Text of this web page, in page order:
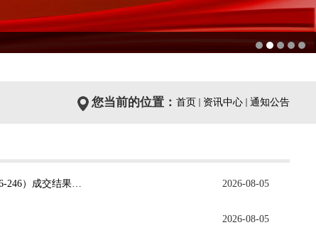
您当前的位置： 首页 资讯中心 通知公告
关于雁山校区群园供餐点及第一文科综合楼语言室改造工程 （项目编号：GXDC-ZB-2026-246）成交结果公告 2026-08-05
2026-08-05